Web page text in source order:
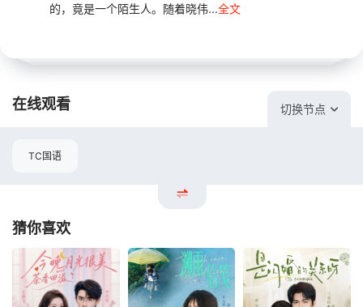
的，竟是一个陌生人。随着晓伟...全文
在线观看 切换节点
TC国语
猜你喜欢